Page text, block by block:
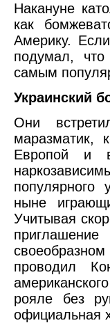
Накануне
как
Америку.
подумал, что
самым
Украинский
Они
маразматик,
Европой и
популярного
ныне
Учитывая
проводил
рояле без
официальная